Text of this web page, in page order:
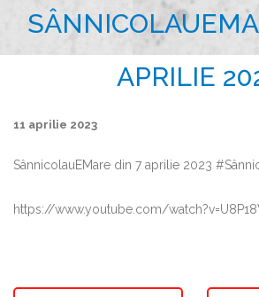
:
APRILIE
11 aprilie 2023
SânnicolauEMare din 7 aprilie 2023
https://www.youtube.com/